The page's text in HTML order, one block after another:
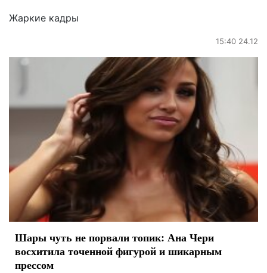
Жаркие кадры
15:40 24.12
Шары чуть не порвали топик: Ана Чери
восхитила точенной фигурой и шикарным
прессом